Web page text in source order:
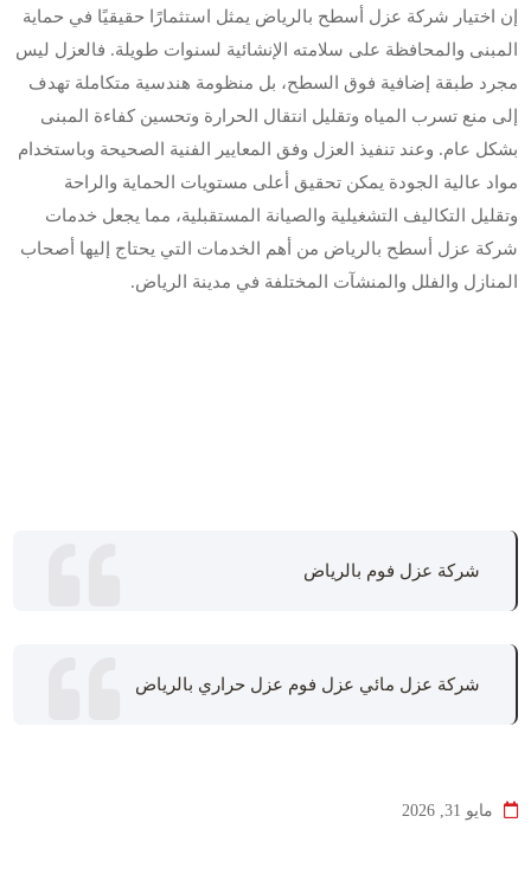
إن اختيار شركة عزل أسطح بالرياض يمثل استثمارًا حقيقيًا في حماية
المبنى والمحافظة على سلامته الإنشائية لسنوات طويلة. فالعزل ليس
مجرد طبقة إضافية فوق السطح، بل منظومة هندسية متكاملة تهدف
إلى منع تسرب المياه وتقليل انتقال الحرارة وتحسين كفاءة المبنى
بشكل عام. وعند تنفيذ العزل وفق المعايير الفنية الصحيحة وباستخدام
مواد عالية الجودة يمكن تحقيق أعلى مستويات الحماية والراحة
وتقليل التكاليف التشغيلية والصيانة المستقبلية، مما يجعل خدمات
شركة عزل أسطح بالرياض من أهم الخدمات التي يحتاج إليها أصحاب
المنازل والفلل والمنشآت المختلفة في مدينة الرياض.
شركة عزل فوم بالرياض
شركة عزل مائي عزل فوم عزل حراري بالرياض
مايو 31, 2026